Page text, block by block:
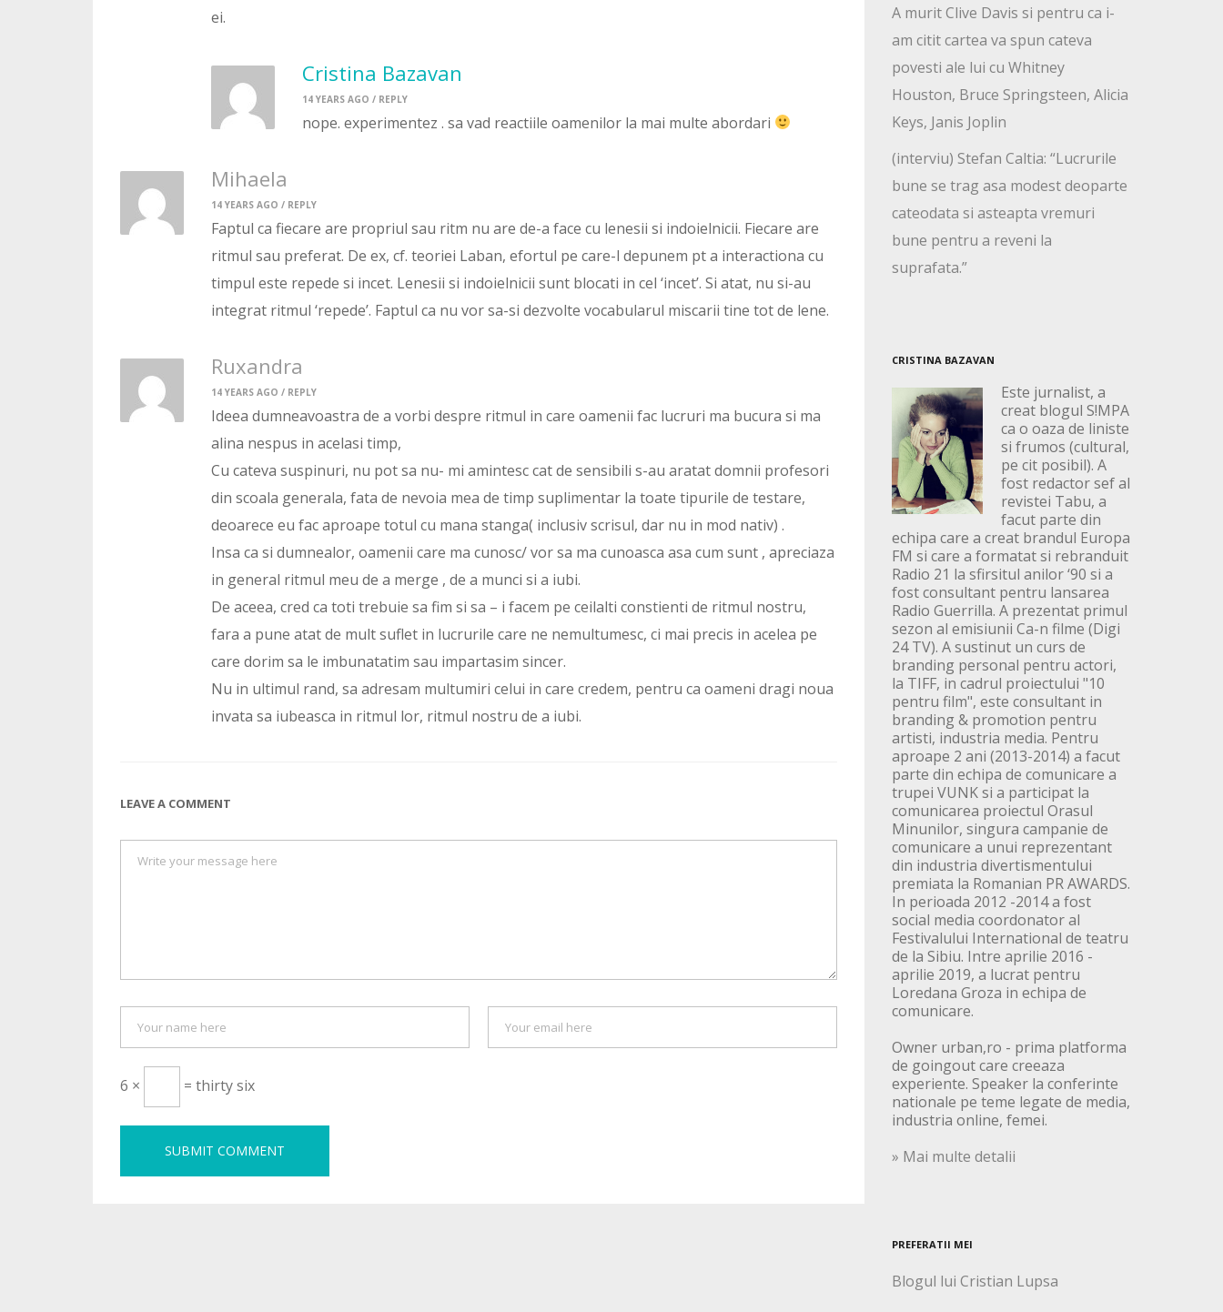
ei.
Cristina Bazavan
14 YEARS AGO / REPLY
nope. experimentez . sa vad reactiile oamenilor la mai multe abordari
Mihaela
14 YEARS AGO / REPLY
Faptul ca fiecare are propriul sau ritm nu are de-a face cu lenesii si indoielnicii. Fiecare are
ritmul sau preferat. De ex, cf. teoriei Laban, efortul pe care-l depunem pt a interactiona cu
timpul este repede si incet. Lenesii si indoielnicii sunt blocati in cel ‘incet’. Si atat, nu si-au
integrat ritmul ‘repede’. Faptul ca nu vor sa-si dezvolte vocabularul miscarii tine tot de lene.
Ruxandra
14 YEARS AGO / REPLY
Ideea dumneavoastra de a vorbi despre ritmul in care oamenii fac lucruri ma bucura si ma
alina nespus in acelasi timp,
Cu cateva suspinuri, nu pot sa nu- mi amintesc cat de sensibili s-au aratat domnii profesori
din scoala generala, fata de nevoia mea de timp suplimentar la toate tipurile de testare,
deoarece eu fac aproape totul cu mana stanga( inclusiv scrisul, dar nu in mod nativ) .
Insa ca si dumnealor, oamenii care ma cunosc/ vor sa ma cunoasca asa cum sunt , apreciaza
in general ritmul meu de a merge , de a munci si a iubi.
De aceea, cred ca toti trebuie sa fim si sa – i facem pe ceilalti constienti de ritmul nostru,
fara a pune atat de mult suflet in lucrurile care ne nemultumesc, ci mai precis in acelea pe
care dorim sa le imbunatatim sau impartasim sincer.
Nu in ultimul rand, sa adresam multumiri celui in care credem, pentru ca oameni dragi noua
invata sa iubeasca in ritmul lor, ritmul nostru de a iubi.
LEAVE A COMMENT
6 × = thirty six
A murit Clive Davis si pentru ca i-
am citit cartea va spun cateva
povesti ale lui cu Whitney
Houston, Bruce Springsteen, Alicia
Keys, Janis Joplin
(interviu) Stefan Caltia: “Lucrurile
bune se trag asa modest deoparte
cateodata si asteapta vremuri
bune pentru a reveni la
suprafata.”
CRISTINA BAZAVAN
Este jurnalist, a
creat blogul S!MPA
ca o oaza de liniste
si frumos (cultural,
pe cit posibil). A
fost redactor sef al
revistei Tabu, a
facut parte din
echipa care a creat brandul Europa
FM si care a formatat si rebranduit
Radio 21 la sfirsitul anilor ‘90 si a
fost consultant pentru lansarea
Radio Guerrilla. A prezentat primul
sezon al emisiunii Ca-n filme (Digi
24 TV). A sustinut un curs de
branding personal pentru actori,
la TIFF, in cadrul proiectului "10
pentru film", este consultant in
branding & promotion pentru
artisti, industria media. Pentru
aproape 2 ani (2013-2014) a facut
parte din echipa de comunicare a
trupei VUNK si a participat la
comunicarea proiectul Orasul
Minunilor, singura campanie de
comunicare a unui reprezentant
din industria divertismentului
premiata la Romanian PR AWARDS.
In perioada 2012 -2014 a fost
social media coordonator al
Festivalului International de teatru
de la Sibiu. Intre aprilie 2016 -
aprilie 2019, a lucrat pentru
Loredana Groza in echipa de
comunicare.
Owner urban,ro - prima platforma
de goingout care creeaza
experiente. Speaker la conferinte
nationale pe teme legate de media,
industria online, femei.
» Mai multe detalii
PREFERATII MEI
Blogul lui Cristian Lupsa